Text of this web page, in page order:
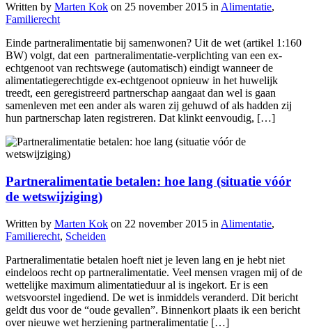
Written by Marten Kok on 25 november 2015 in Alimentatie,
Familierecht
Einde partneralimentatie bij samenwonen? Uit de wet (artikel 1:160
BW) volgt, dat een partneralimentatie-verplichting van een ex-
echtgenoot van rechtswege (automatisch) eindigt wanneer de
alimentatiegerechtigde ex-echtgenoot opnieuw in het huwelijk
treedt, een geregistreerd partnerschap aangaat dan wel is gaan
samenleven met een ander als waren zij gehuwd of als hadden zij
hun partnerschap laten registreren. Dat klinkt eenvoudig, […]
Partneralimentatie betalen: hoe lang (situatie vóór
de wetswijziging)
Written by Marten Kok on 22 november 2015 in Alimentatie,
Familierecht, Scheiden
Partneralimentatie betalen hoeft niet je leven lang en je hebt niet
eindeloos recht op partneralimentatie. Veel mensen vragen mij of de
wettelijke maximum alimentatieduur al is ingekort. Er is een
wetsvoorstel ingediend. De wet is inmiddels veranderd. Dit bericht
geldt dus voor de “oude gevallen”. Binnenkort plaats ik een bericht
over nieuwe wet herziening partneralimentatie […]